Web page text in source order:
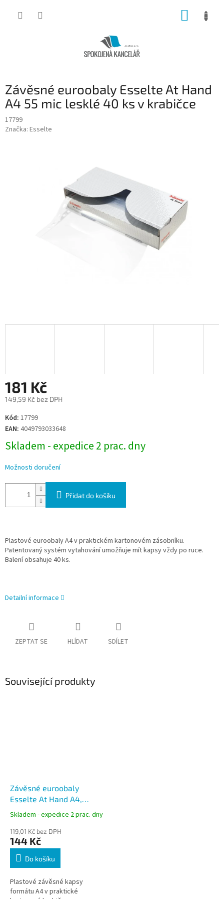
Závěsné euroobaly Esselte At Hand
A4 55 mic lesklé 40 ks v krabičce
17799
Značka: Esselte
181 Kč
149,59 Kč bez DPH
Měrná
cena:
Kód: 17799
EAN: 4049793033648
Skladem - expedice 2 prac. dny
Možnosti doručení
Přidat do košíku
Plastové euroobaly A4 v praktickém kartonovém zásobníku.
Patentovaný systém vytahování umožňuje mít kapsy vždy po ruce.
Balení obsahuje 40 ks.
Detailní informace
ZEPTAT SE HLÍDAT SDÍLET
Související produkty
Závěsné euroobaly
Esselte At Hand A4,
matné 40 mic, krabička 50
Skladem - expedice 2 prac. dny
119,01 Kč bez DPH
144 Kč
Do košíku
Plastové závěsné kapsy
formátu A4 v praktické